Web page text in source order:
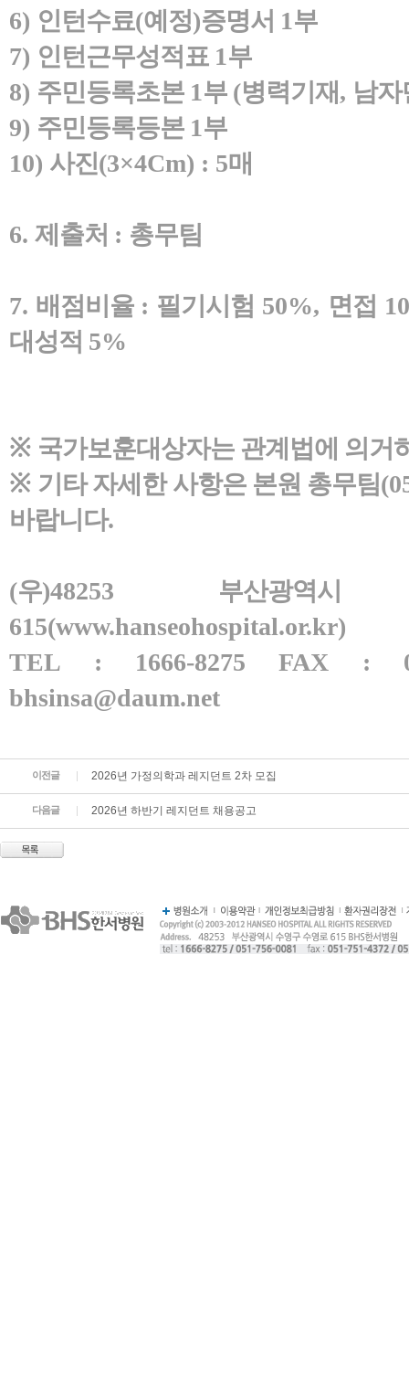
6) 인턴수료(예정)증명서 1부
7) 인턴근무성적표 1부
8) 주민등록초본 1부 (병력기재, 남자
9) 주민등록등본 1부
10) 사진(3×4Cm) : 5매
6. 제출처 : 총무팀
7. 배점비율 : 필기시험 50%, 면접
대성적 5%
※ 국가보훈대상자는 관계법에 의거
※ 기타 자세한 사항은 본원 총무팀
바랍니다.
(우)48253 부산광역
615(www.hanseohospital.or.kr)
TEL : 1666-8275 FAX :
bhsinsa@daum.net
이전글 2026년 가정의학과 레지던트 2차 모집
다음글 2026년 하반기 레지던트 채용공고